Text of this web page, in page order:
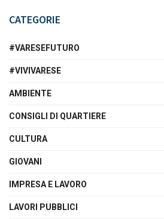
CATEGORIE
#VARESEFUTURO
#VIVIVARESE
AMBIENTE
CONSIGLI DI QUARTIERE
CULTURA
GIOVANI
IMPRESA E LAVORO
LAVORI PUBBLICI